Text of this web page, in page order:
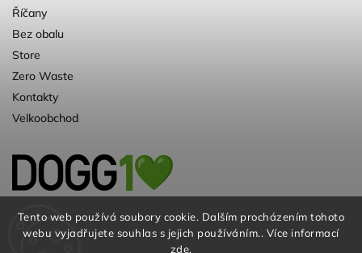
Tento web používá soubory cookie. Dalším procházením tohoto
webu vyjadřujete souhlas s jejich používáním.. Více informací
zde.
Říčany
Bez obalu
Store
Zero Waste
Kontakty
Velkoobchod
Kvalitní a ♻️eko chovatelské potřeby pro
psy. Už 10 let